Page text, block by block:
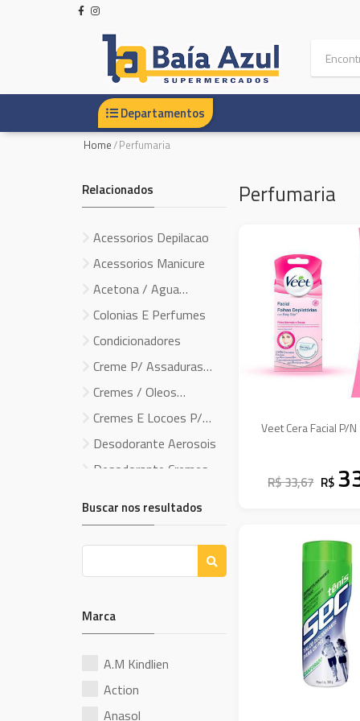
Departamentos
Home/Perfumaria
Perfumaria
Veet Cera Facial P/
R$ 33,67 R$
Relacionados
Acessorios Depilacao
Acessorios Manicure
Oxigenada
Colonias E Perfumes
Condicionadores
Infantil
Capilares
Barbear
Desodorante Aerosois
Desodorante Cremes
Desodorante Sprays
Esmaltes
Fraldas P/ Bebe
Mousses
Hidratantes Corporais
Condicionador
Maquiagem
Oleos (Corporal) Infantil
Buscar nos resultados
Marca
A.M Kindlien
Action
Anasol